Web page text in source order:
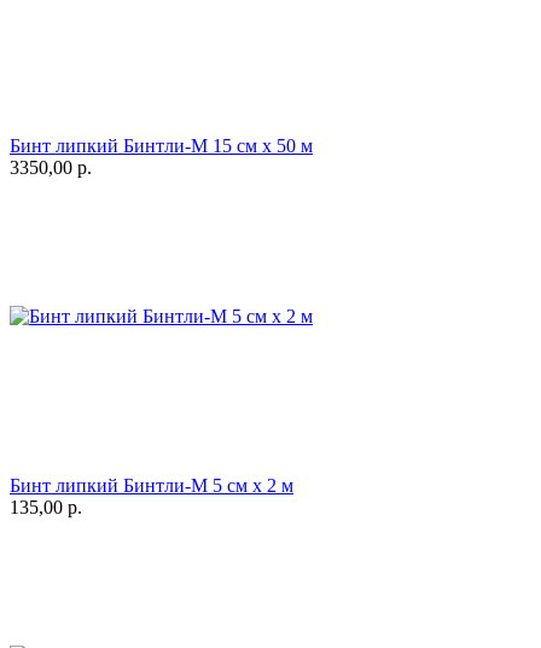
Бинт липкий Бинтли-М 15 см х 50 м
3350,00 р.
Бинт липкий Бинтли-М 5 см х 2 м
135,00 р.